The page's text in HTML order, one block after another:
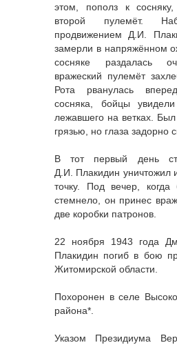
этом, пополз к сосняку,
второй пулемёт.
продвижением Д.И.
замерли в напряжённом
сосняке раздалась
вражеский пулемёт
Рота рванулась
сосняка, бойцы
лежавшего на ветках.
грязью, но глаза задорно
В тот первый день
Д.И. Плакидин уничтожил
точку. Под вечер,
стемнело, он принес
две коробки патронов.
22 ноября 1943 года
Плакидин погиб в бою
Житомирской области.
Похоронен в селе
района*.
Указом Президиума